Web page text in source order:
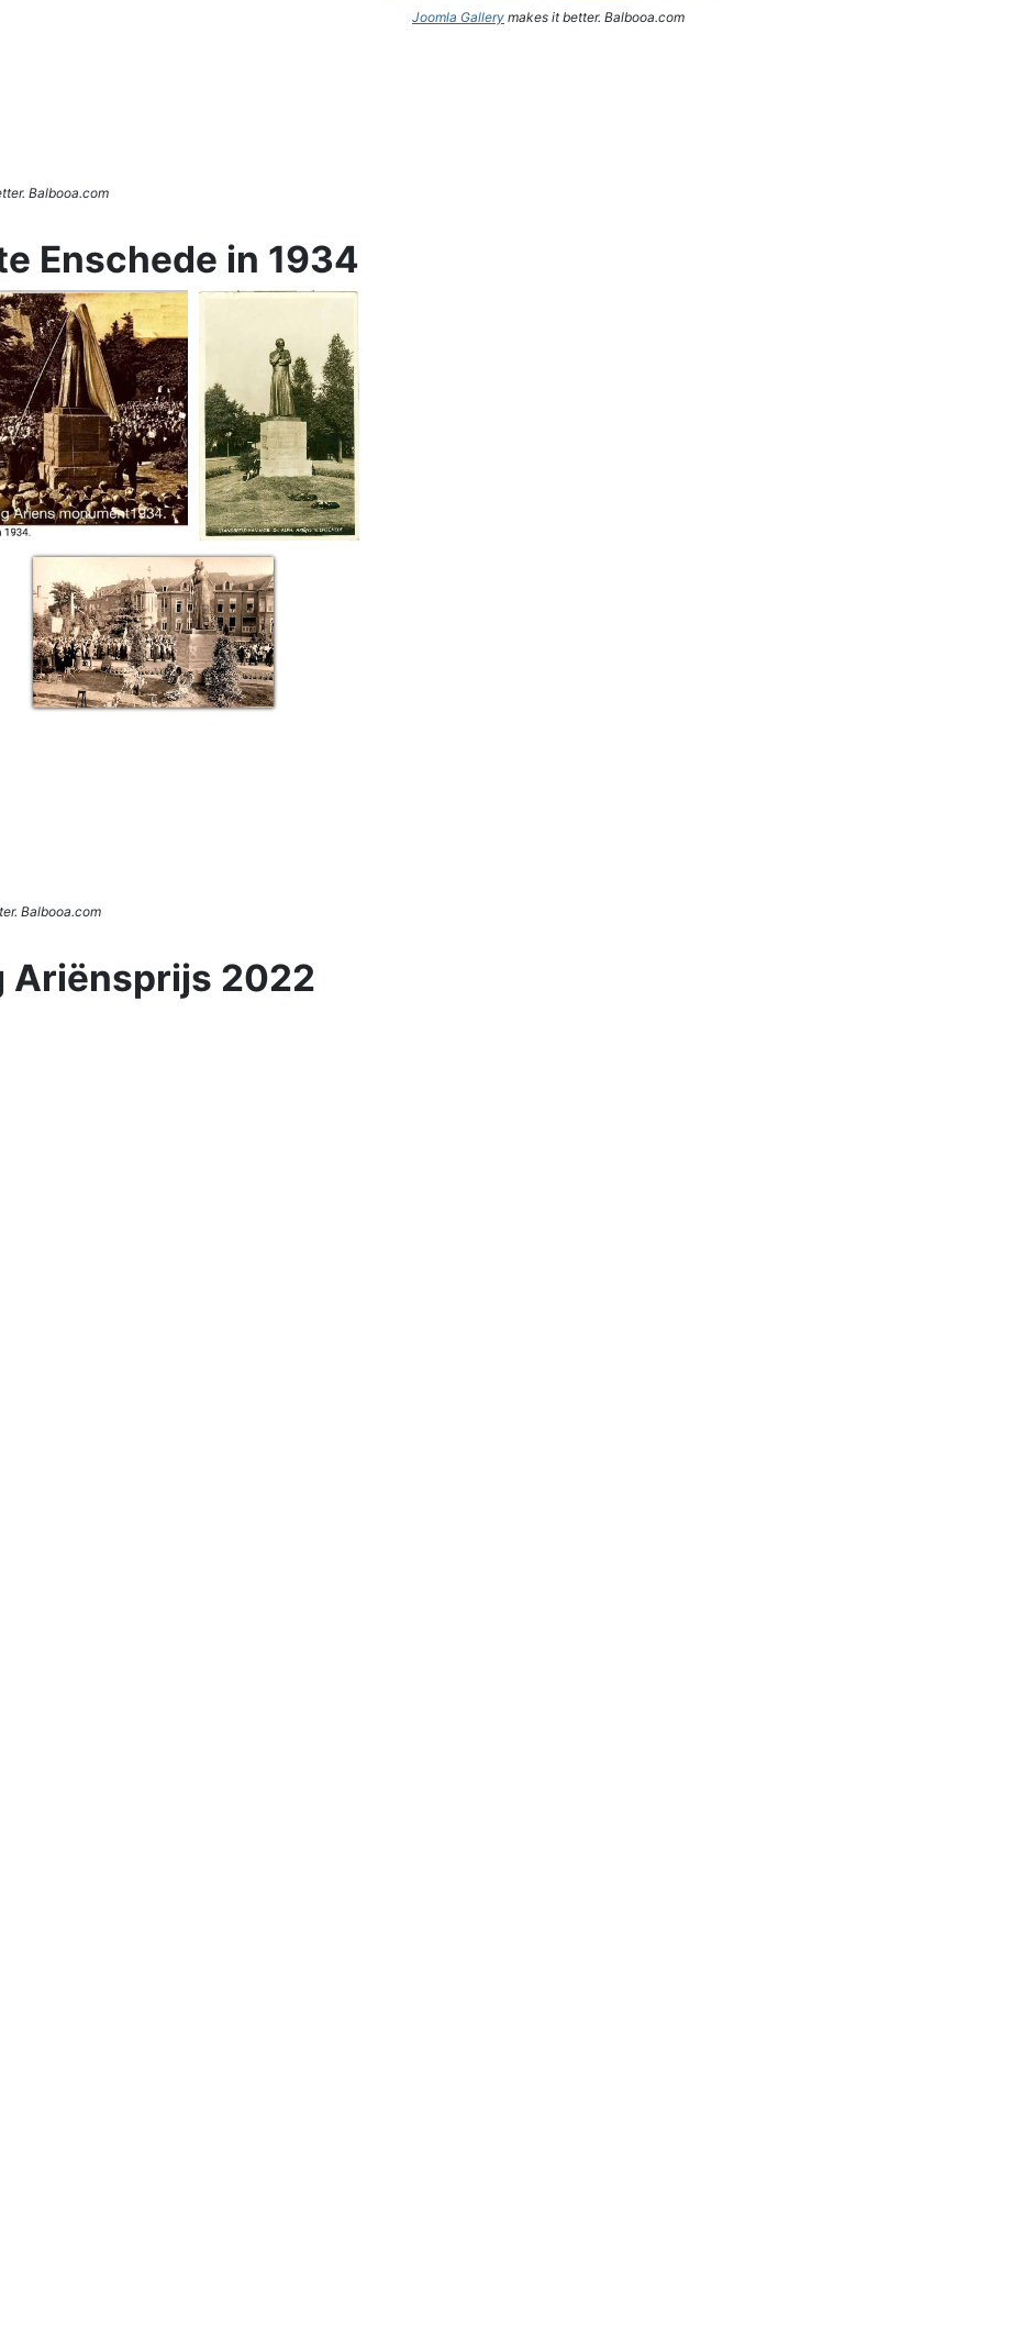
Balbooa.com
Joomla Gallery makes it better. Balbooa.com
Enschede in 1934
Balbooa.com
Ariënsprijs 2022